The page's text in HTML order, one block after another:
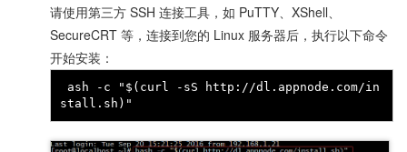
请使用第三方 SSH 连接工具，如 PuTTY、XShell、
SecureCRT 等，连接到您的 Linux 服务器后，执行以下命令
开始安装：